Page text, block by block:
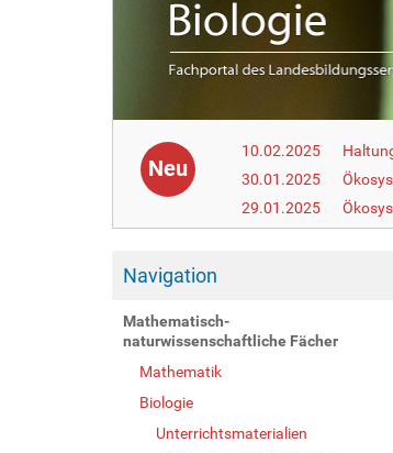
Neu
10.02.2025
30.01.2025
29.01.2025
Navigation
Mathematisch-
naturwissenschaftliche Fächer
Mathematik
Biologie
Unterrichtsmaterialien